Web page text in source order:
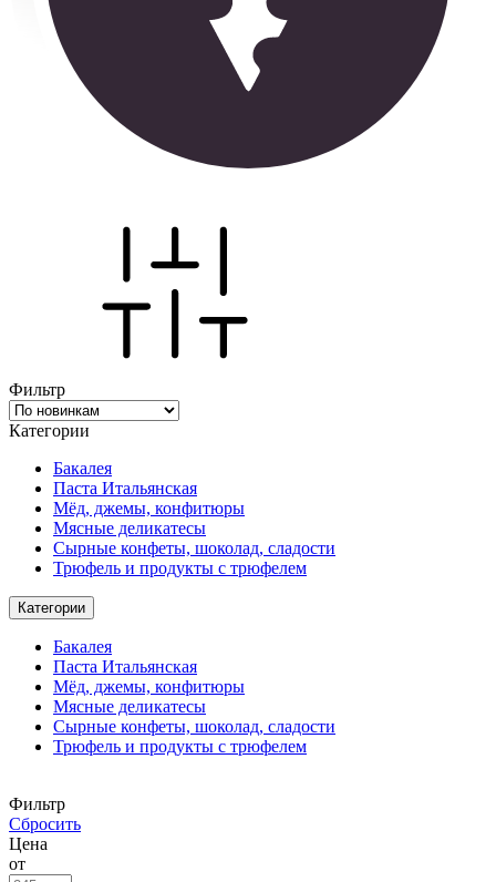
Фильтр
Категории
Бакалея
Паста Итальянская
Мёд, джемы, конфитюры
Мясные деликатесы
Сырные конфеты, шоколад, сладости
Трюфель и продукты с трюфелем
Категории
Бакалея
Паста Итальянская
Мёд, джемы, конфитюры
Мясные деликатесы
Сырные конфеты, шоколад, сладости
Трюфель и продукты с трюфелем
Фильтр
Сбросить
Цена
от